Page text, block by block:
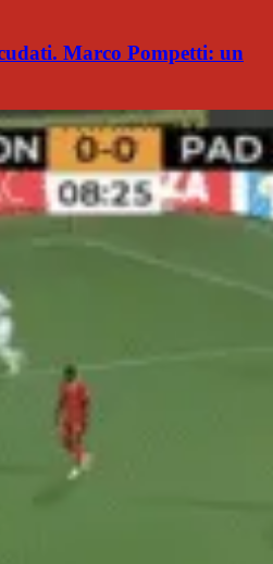
Marco Pompetti: un